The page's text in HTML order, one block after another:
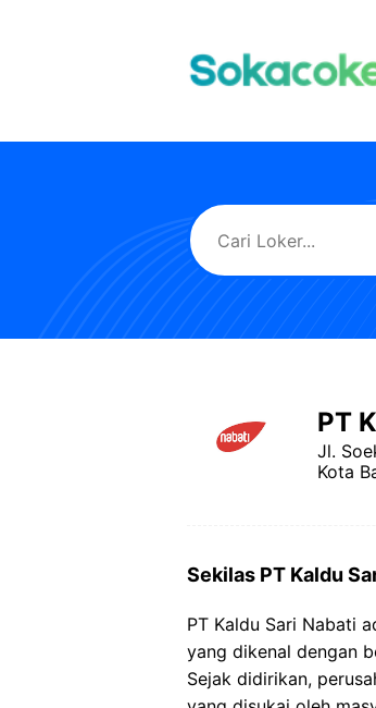
PT
Jl.
Kota
Sekilas PT Kaldu
PT Kaldu Sari Nabati
yang dikenal dengan
Sejak didirikan,